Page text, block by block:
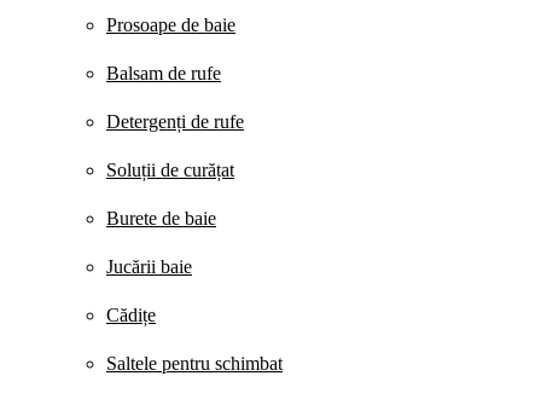
Prosoape de baie
Balsam de rufe
Detergenți de rufe
Soluții de curățat
Burete de baie
Jucării baie
Cădițe
Saltele pentru schimbat